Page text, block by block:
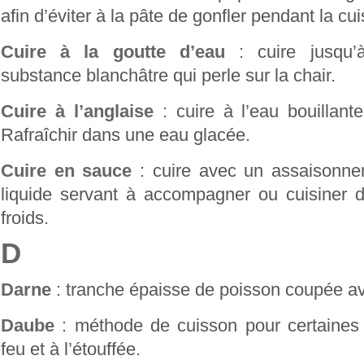
afin d’éviter à la pâte de gonfler pendant la
Cuire à la goutte d’eau : cuire
substance blanchâtre qui perle sur la chair.
Cuire à l’anglaise: cuire à l’eau
Rafraîchir dans une eau glacée.
Cuire en sauce : cuire avec un
liquide servant à accompagner ou cuisiner
froids.
D
Darne : tranche épaisse de poisson coupée
Daube : méthode de cuisson pour
feu et à l’étouffée.